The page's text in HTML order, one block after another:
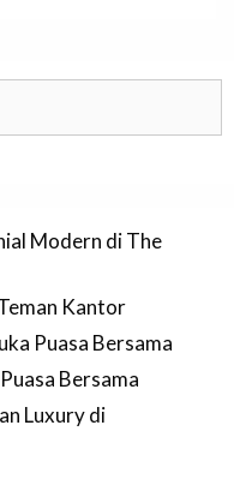
Modern di The
Kantor
Puasa Bersama
Bersama
Luxury di